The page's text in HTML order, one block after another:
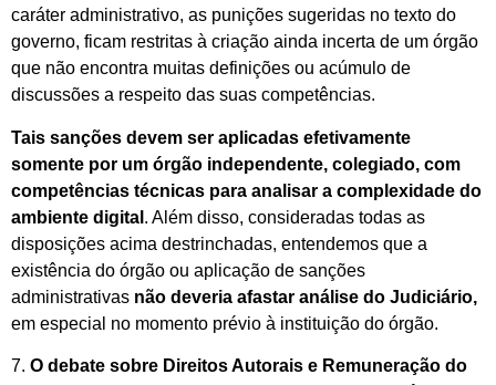
caráter administrativo, as punições sugeridas no texto do
governo, ficam restritas à criação ainda incerta de um órgão
que não encontra muitas definições ou acúmulo de
discussões a respeito das suas competências.
Tais sanções devem ser aplicadas efetivamente
somente por um órgão independente, colegiado, com
competências técnicas para analisar a complexidade do
ambiente digital . Além disso, consideradas todas as
disposições acima destrinchadas, entendemos que a
existência do órgão ou aplicação de sanções
administrativas não deveria afastar análise do Judiciário,
em especial no momento prévio à instituição do órgão.
7. O debate sobre Direitos Autorais e Remuneração do